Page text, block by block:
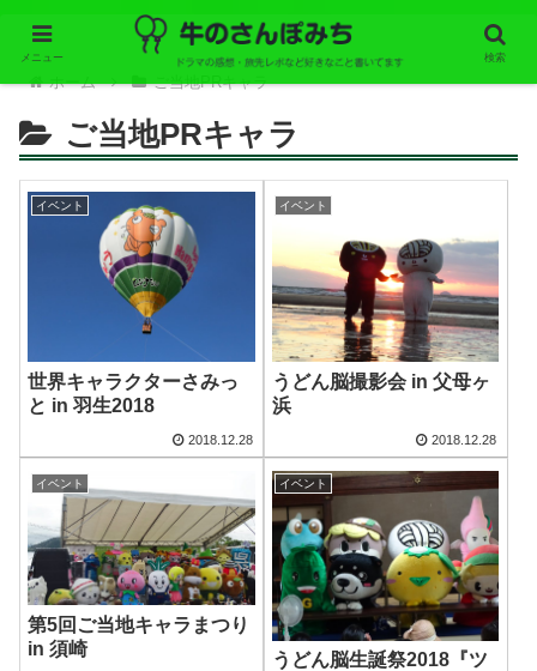
ホーム ご当地PRキャラ
ご当地PRキャラ
イベント
世界キャラクターさみっ
と in 羽生2018
2018.12.28
イベント
うどん脳撮影会 in 父母ヶ
浜
2018.12.28
イベント
第5回ご当地キャラまつり
in 須崎
イベント
うどん脳生誕祭2018『ツ
メニュー 検索